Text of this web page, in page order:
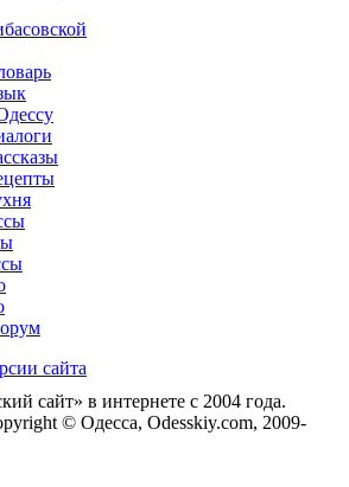
сайта
сайт» в интернете с 2004 года.
© Одесса, Odesskiy.com, 2009-